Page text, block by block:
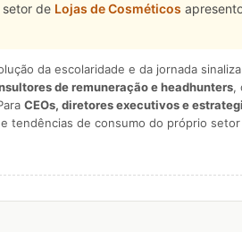
setor de Lojas de Cosméticos
da escolaridade e da jornada
de remuneração e headhunters,
CEOs, diretores executivos e
de consumo do próprio